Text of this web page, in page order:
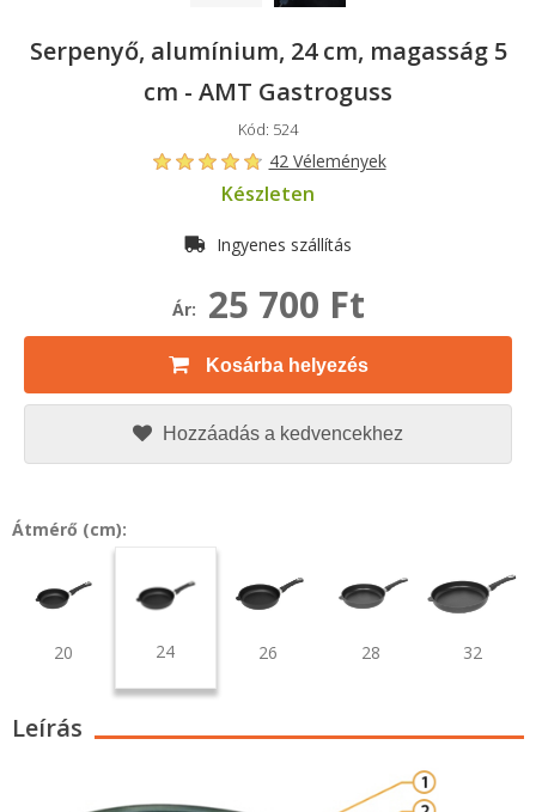
Serpenyő, alumínium, 24 cm, magasság 5
cm - AMT Gastroguss
Kód: 524
42 Vélemények
Készleten
Ingyenes szállítás
Ár: 25 700 Ft
Kosárba helyezés
Hozzáadás a kedvencekhez
Átmérő (cm):
20 24 26 28 32
Leírás